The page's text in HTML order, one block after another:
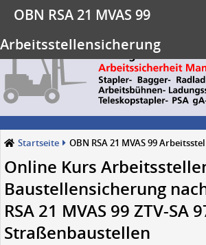
Startseite OBN RSA 21 MVAS 99
Online Kurs
Baustellensicherung
RSA 21 MVAS 99 ZTV-SA
Straßenbaustellen
OBN RSA 21 MVAS 99
Arbeitsstellensicherung